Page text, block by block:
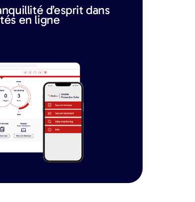
d’esprit dans
en ligne